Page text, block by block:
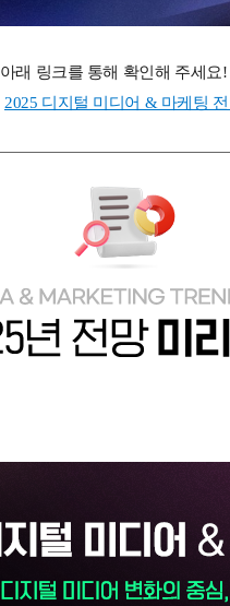
아래 링크를 통해 확인해 주세요!
2025 디지털 미디어 & 마케팅